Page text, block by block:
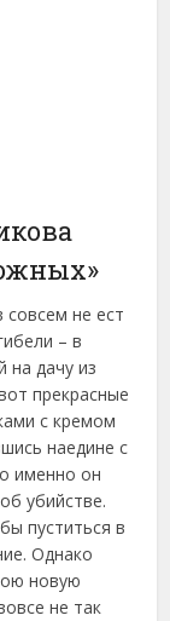
не ест
– в
на дачу из
прекрасные
с кремом
наедине с
именно он
убийстве.
пуститься в
Однако
новую
не так